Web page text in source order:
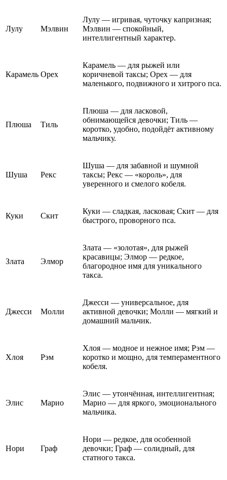
Лулу Мэлвин
Лулу — игривая, чуточку капризная;
Мэлвин — спокойный,
интеллигентный характер.
Карамель Орех
Карамель — для рыжей или
коричневой таксы; Орех — для
маленького, подвижного и хитрого пса.
Плюша Тиль
Плюша — для ласковой,
обнимающейся девочки; Тиль —
коротко, удобно, подойдёт активному
мальчику.
Шуша Рекс
Шуша — для забавной и шумной
таксы; Рекс — «король», для
уверенного и смелого кобеля.
Куки Скит
Куки — сладкая, ласковая; Скит — для
быстрого, проворного пса.
Злата Элмор
Злата — «золотая», для рыжей
красавицы; Элмор — редкое,
благородное имя для уникального
такса.
Джесси Молли
Джесси — универсальное, для
активной девочки; Молли — мягкий и
домашний мальчик.
Хлоя Рэм
Хлоя — модное и нежное имя; Рэм —
коротко и мощно, для темпераментного
кобеля.
Элис Марио
Элис — утончённая, интеллигентная;
Марио — для яркого, эмоционального
мальчика.
Нори Граф
Нори — редкое, для особенной
девочки; Граф — солидный, для
статного такса.